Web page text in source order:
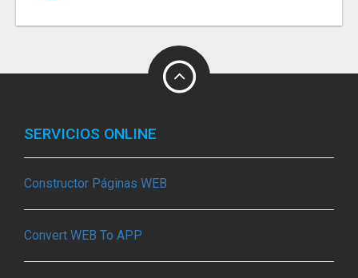
SERVICIOS ONLINE
Constructor Páginas WEB
Convert WEB To APP